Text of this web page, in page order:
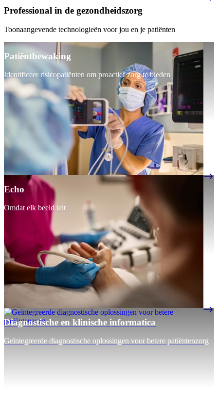
Professional in de gezondheidszorg
Toonaangevende technologieën voor jou en je patiënten
Patiëntbewaking
Identificeer risicopatiënten om proactief zorg te bieden
Echo
Omdat elk beeld telt
Diagnostische en klinische informatica
Geïntegreerde diagnostische oplossingen voor betere patiëntenzorg